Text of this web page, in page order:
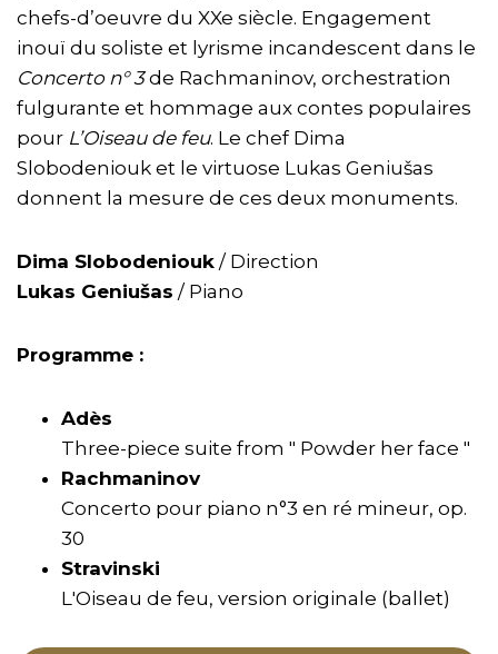
chefs-d’oeuvre du XXe siècle. Engagement
inouï du soliste et lyrisme incandescent dans le
Concerto n° 3de Rachmaninov, orchestration
fulgurante et hommage aux contes populaires
pour L’Oiseau de feu. Le chef Dima
Slobodeniouk et le virtuose Lukas Geniušas
donnent la mesure de ces deux monuments.
Dima Slobodeniouk / Direction
Lukas Geniušas / Piano
Programme :
Adès
Three-piece suite from " Powder her face "
Rachmaninov
Concerto pour piano n°3 en ré mineur, op.
30
Stravinski
L'Oiseau de feu, version originale (ballet)